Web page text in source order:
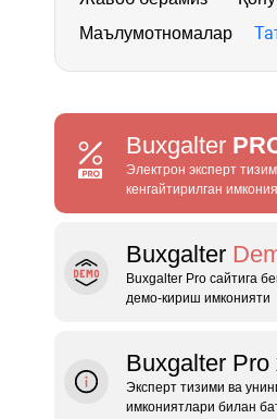
Маълумотномалар
Buxgalter
Электрон эксперт
кенгайтирилган
Buxgalter
Buxgalter Pro сайтига
демо‑кириш имконияти
Buxgalter Pro
Эксперт тизими ва
имкониятлари билан